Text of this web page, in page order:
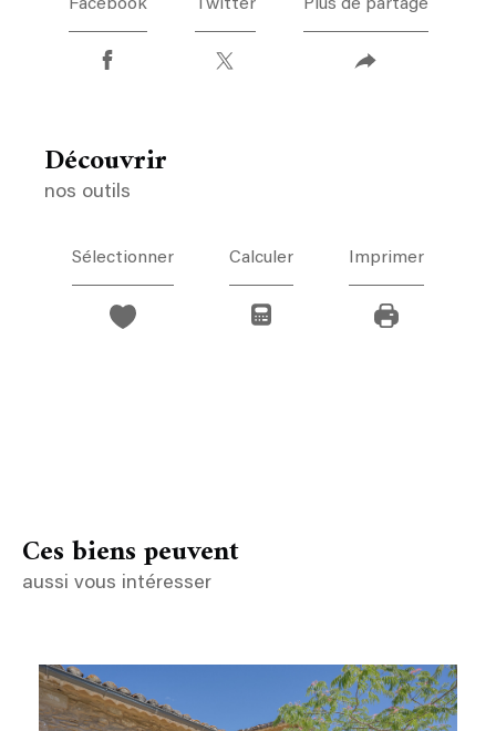
Facebook Twitter Plus de partage
découvrir
nos outils
Sélectionner Calculer Imprimer
Ces biens peuvent
aussi vous intéresser